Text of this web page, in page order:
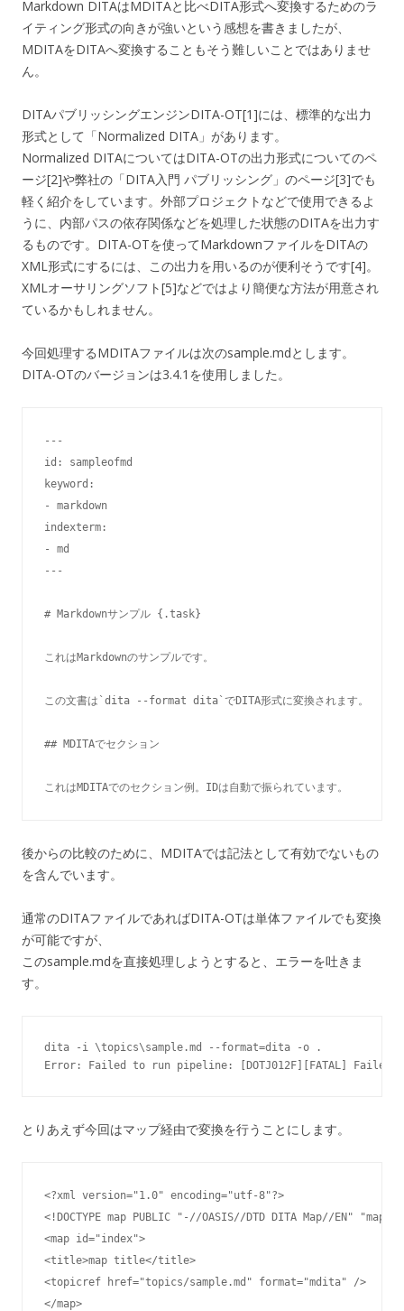
Markdown DITAはMDITAと比べDITA形式へ変換するためのラ
イティング形式の向きが強いという感想を書きましたが、
MDITAをDITAへ変換することもそう難しいことではありませ
ん。
DITAパブリッシングエンジンDITA-OT[1]には、標準的な出力
形式として「Normalized DITA」があります。
Normalized DITAについてはDITA-OTの出力形式についてのペ
ージ[2]や弊社の「DITA入門 パブリッシング」のページ[3]でも
軽く紹介をしています。外部プロジェクトなどで使用できるよ
うに、内部パスの依存関係などを処理した状態のDITAを出力す
るものです。DITA-OTを使ってMarkdownファイルをDITAの
XML形式にするには、この出力を用いるのが便利そうです[4]。
XMLオーサリングソフト[5]などではより簡便な方法が用意され
ているかもしれません。
今回処理するMDITAファイルは次のsample.mdとします。
DITA-OTのバージョンは3.4.1を使用しました。
---
id: sampleofmd
keyword:
- markdown
indexterm:
- md
---
# Markdownサンプル {.task}
これはMarkdownのサンプルです。
この文書は`dita --format dita`でDITA形式に変換されます。
## MDITAでセクション
これはMDITAでのセクション例。IDは自動で振られています。
後からの比較のために、MDITAでは記法として有効でないもの
を含んでいます。
通常のDITAファイルであればDITA-OTは単体ファイルでも変換
が可能ですが、
このsample.mdを直接処理しようとすると、エラーを吐きま
す。
dita -i \topics\sample.md --format=dita -o .
Error: Failed to run pipeline: [DOTJ012F][FATAL]
とりあえず今回はマップ経由で変換を行うことにします。
<?xml version="1.0" encoding="utf-8"?>
<!DOCTYPE map PUBLIC "-//OASIS//DTD DITA Map//EN"
<map id="index">
<title>map title</title>
<topicref href="topics/sample.md" format="mdita" />
</map>